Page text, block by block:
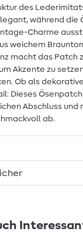
des
während die
Charme
weichem
macht das Patch
Akzente zu
Ob als
Dieses
Abschluss und
ab.